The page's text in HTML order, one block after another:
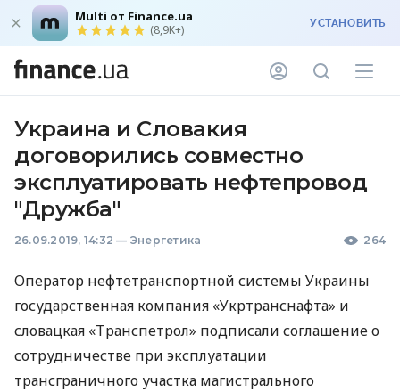
Multi от Finance.ua
(8,9K+) УСТАНОВИТЬ
Украина и Словакия
договорились совместно
эксплуатировать нефтепровод
"Дружба"
26.09.2019, 14:32 — Энергетика 264
Оператор нефтетранспортной системы Украины
государственная компания «Укртранснафта» и
словацкая «Транспетрол» подписали соглашение о
сотрудничестве при эксплуатации
трансграничного участка магистрального